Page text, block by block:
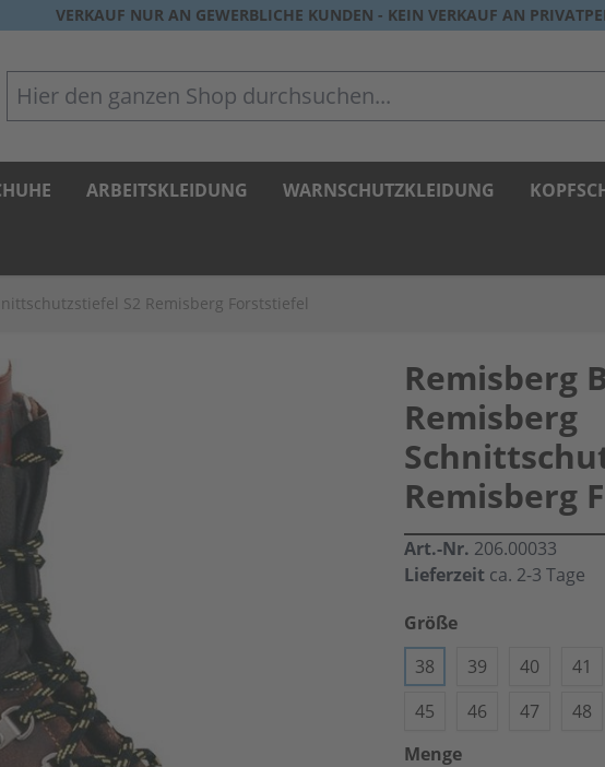
VERKAUF NUR AN GEWERBLICHE KUNDEN - KEIN VERKAUF AN
Hier den ganzen Shop durchsuchen...
ARBEITSKLEIDUNG WARNSCHUTZKLEIDUNG
S2 Remisberg Forststiefel
Remisberg
Remisberg
Remisberg
Art.-Nr. 206.00033
Lieferzeit ca. 2-3 Tage
Größe
38
39 40 41
45
46 47 48
Menge